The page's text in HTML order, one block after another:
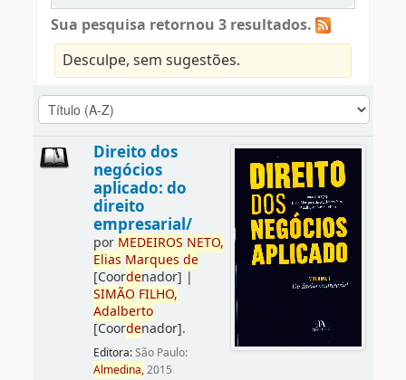
Sua pesquisa retornou 3 resultados.
Desculpe, sem sugestões.
Direito dos
negócios
aplicado: do
direito
empresarial/
por MEDEIROS NETO,
Elias Marques de
[Coordenador] |
SIMÃO FILHO,
Adalberto
[Coordenador].
Editora:São Paulo:
Almedina,2015